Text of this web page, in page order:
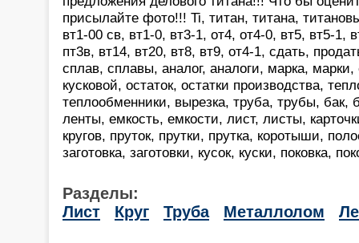
присылайте фото!!! Ti, титан, титана,
вт1-00 св, вт1-0, вт3-1, от4, от4-0, вт5, вт5-1,
пт3в, вт14, вт20, вт8, вт9, от4-1, сдать,
сплав, сплавы, аналог, аналоги, марка, марки,
кусковой, остаток, остатки производства,
теплообменники, вырезка, труба, трубы, бак,
ленты, емкость, емкости, лист, листы,
кругов, пруток, прутки, прутка, коротыши,
заготовка, заготовки, кусок, куски, поковка,
Разделы:
Лист
Круг Труба Металлолом